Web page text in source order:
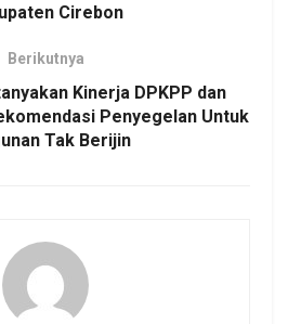
Cirebon
Berikutnya
Kinerja DPKPP dan
Penyegelan Untuk
Tak Berijin